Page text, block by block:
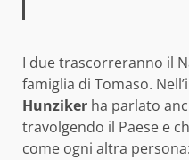
I due trascorreranno il
famiglia di Tomaso.
Hunziker ha parlato
travolgendo il Paese e
come ogni altra persona: